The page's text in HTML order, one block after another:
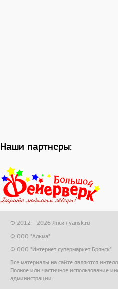
Наши партнеры:
© 2012 – 2026 Янск / yansk.ru
© ООО "Альма"
© ООО "Интернет супермаркет Брянск"
Все материалы на сайте являются
Полное или частичное использование
администрации.